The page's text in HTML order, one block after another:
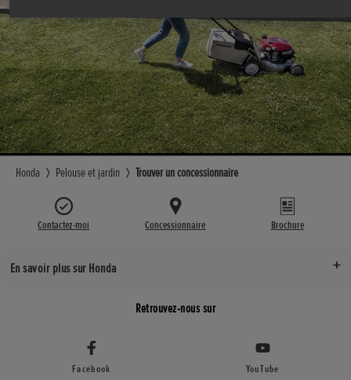
Honda Pelouse et jardin Trouver un concessionnaire
Contactez-moi Concessionnaire Brochure
En savoir plus sur Honda
Retrouvez-nous sur
Facebook YouTube